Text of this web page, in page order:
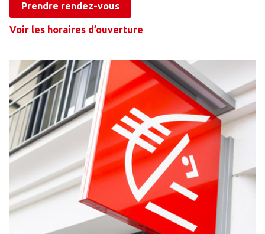
Prendre rendez-vous
Voir les horaires d’ouverture